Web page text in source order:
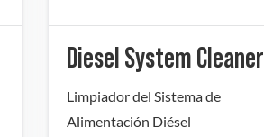
Diesel System Cleaner
Limpiador del Sistema de
Alimentación Diésel